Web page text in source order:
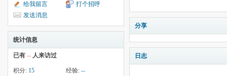
给我留言
打个招呼
发送消息
统计信息
已有 -- 人来访过
积分: 15 经验: --
分享
日志